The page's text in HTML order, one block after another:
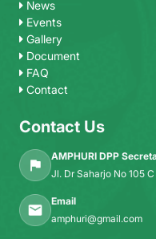
News
Events
Gallery
Document
FAQ
Contact
Contact Us
AMPHURI DPP
Jl. Dr Saharjo No 105
Email
amphuri@gmail.com